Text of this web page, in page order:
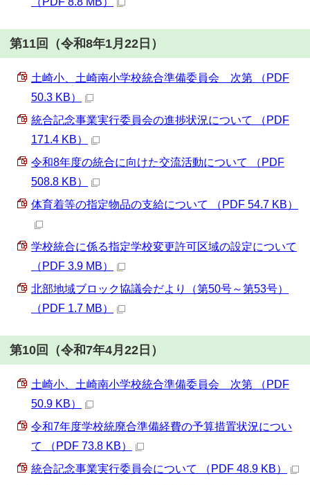
第11回（令和8年1月22日）
土崎小、土崎南小学校統合準備委員会 次第 （PDF
50.3 KB）
統合記念事業実行委員会の進捗状況について （PDF
171.4 KB）
令和8年度の統合に向けた交流活動について （PDF
508.8 KB）
体育着等の指定物品の支給について （PDF 54.7 KB）
学校統合に係る指定学校変更許可区域の設定について
（PDF 3.9 MB）
北部地域ブロック協議会だより（第50号～第53号）
（PDF 1.7 MB）
第10回（令和7年4月22日）
土崎小、土崎南小学校統合準備委員会 次第 （PDF
50.9 KB）
令和7年度学校統廃合準備経費の予算措置状況につい
て （PDF 73.8 KB）
統合記念事業実行委員会について （PDF 48.9 KB）